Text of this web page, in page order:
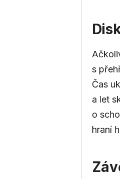
s
Čas
a let
o
hraní